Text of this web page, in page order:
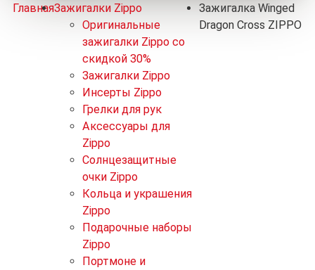
ГлавнаяЗажигалки Zippo
Оригинальные
зажигалки Zippo со
скидкой 30%
Зажигалки Zippo
Инсерты Zippo
Грелки для рук
Аксессуары для
Zippo
Солнцезащитные
очки Zippo
Кольца и украшения
Zippo
Подарочные наборы
Zippo
Портмоне и
Зажигалка Winged
Dragon Cross ZIPPO